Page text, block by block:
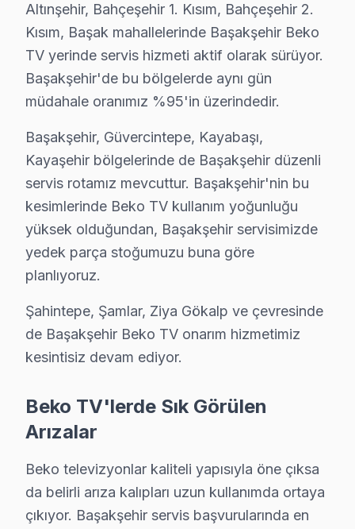
Başakşehir'de Beko TV sahibi biriyseniz Başakşehir
Başakşehir Şehir Hastanesi aksında yaşıyorsanız:
Başak Konutları çevresindeyseniz: Bu bölgedeki
Metro ve TEM Otoyolu güzergahında erişilebilir
Başakşehir Beko TV Servisi – Sık Sorulan
S: Başakşehir'de arıza tespit nasıl yapılıyor?
C: Başakşehir servisimizde müşterinin sorunu
S: Başakşehir'de ekran donması ya da bulanıklık
C: Panel teknolojisine, LED aydınlatma sistemine, T-
S: Başakşehir'de televizyon açılıp kapanması ne
C: Standby sorunudur. Güç kartı arızası, anakart
S: "Turuncu ışık yanıyor ama ekran açılmıyor" ne
C: Standby modu çalışıyor ama ana devre sorun
S: Başakşehir'de WiFi/Ethernet bağlanmıyor sorunu
S: Başakşehir'de hangi arızalarda tamir yapılır,
C: Panel piksel arızası, dallanma, tam kararma
S: Başakşehir'de Beko panel'lerde en sık karşılaşılan
C: Başakşehir servisimizde Beko Google Play erişim
S: Başakşehir'de söz konusu model B55 Crystal Pro
Altınşehir, Bahçeşehir 1. Kısım, Bahçeşehir 2.
Kısım, Başak mahallelerinde Başakşehir Beko
TV yerinde servis hizmeti aktif olarak sürüyor.
Başakşehir'de bu bölgelerde aynı gün
müdahale oranımız %95'in üzerindedir.
Başakşehir, Güvercintepe, Kayabaşı,
Kayaşehir bölgelerinde de Başakşehir düzenli
servis rotamız mevcuttur. Başakşehir'nin bu
kesimlerinde Beko TV kullanım yoğunluğu
yüksek olduğundan, Başakşehir servisimizde
yedek parça stoğumuzu buna göre
planlıyoruz.
Şahintepe, Şamlar, Ziya Gökalp ve çevresinde
de Başakşehir Beko TV onarım hizmetimiz
kesintisiz devam ediyor.
Beko TV'lerde Sık Görülen
Arızalar
Beko televizyonlar kaliteli yapısıyla öne çıksa
da belirli arıza kalıpları uzun kullanımda ortaya
çıkıyor. Başakşehir servis başvurularında en